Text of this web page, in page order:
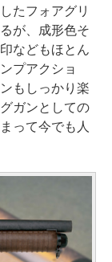
たフォアグリ
が、成形色そ
などもほとん
プアクショ
もしっかり楽
ガンとしての
って今でも人